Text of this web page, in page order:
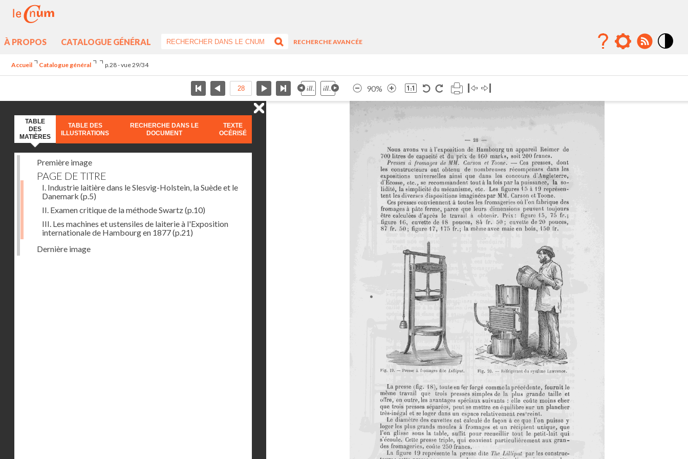
À PROPOS CATALOGUE GÉNÉRAL
RECHERCHE AVANCÉE
Accueil Catalogue général p.28 - vue 29/34
90%
TABLE
DES
MATIÈRES
TABLE DES
ILLUSTRATIONS
RECHERCHE DANS LE
DOCUMENT
TEXTE
OCÉRISÉ
Première image
PAGE DE TITRE
I. Industrie laitière dans le Slesvig-Holstein, la Suède et le
Danemark (p.5)
II. Examen critique de la méthode Swartz(p.10)
III. Les machines et ustensiles de laiterie à l'Exposition
internationale de Hambourg en 1877(p.21)
Dernière image